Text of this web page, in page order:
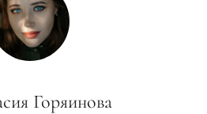
Горяинова